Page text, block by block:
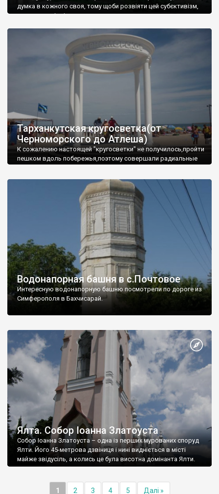
думка в кожного своя, тому щоби розвіяти цей субєктивізм,
запрошую відвідати це
Тарханкутская кругосветка(от
Черноморского до Атлеша)
К сожалению настоящей "кругосветки" не получилось,пройти
пешком вдоль побережья,поэтому совершали радиальные
Водонапорная башня в с.Почтовое
Интересную водонапорную башню посмотрели по дороге из
Симферополя в Бахчисарай.
Ялта. Собор Іоанна Златоуста
Собор Іоанна Златоуста – одна із перших мурованих споруд
Ялти. Його 45-метрова дзвіниця і нині видніється в місті
майже звідусіль, а колись це була висотна домінанта Ялти.
1 2 3 4 5 Далі »